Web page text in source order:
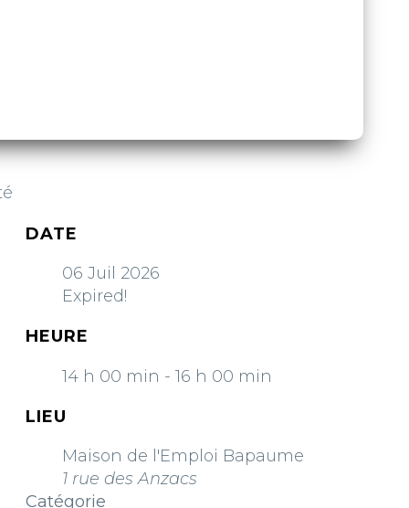
DATE
06 Juil 2026
Expired!
HEURE
14 h 00 min - 16 h 00 min
LIEU
Maison de l'Emploi Bapaume
1 rue des Anzacs
Catégorie